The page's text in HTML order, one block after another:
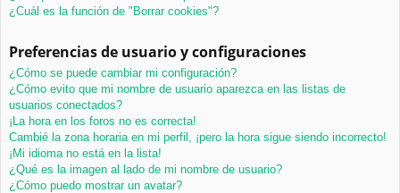
¿Cuál es la función de "Borrar cookies"?
Preferencias de usuario y configuraciones
¿Cómo se puede cambiar mi configuración?
¿Cómo evito que mi nombre de usuario aparezca en las listas de
usuarios conectados?
¡La hora en los foros no es correcta!
Cambié la zona horaria en mi perfil, ¡pero la hora sigue siendo incorrecto!
¡Mi idioma no está en la lista!
¿Qué es la imagen al lado de mi nombre de usuario?
¿Cómo puedo mostrar un avatar?